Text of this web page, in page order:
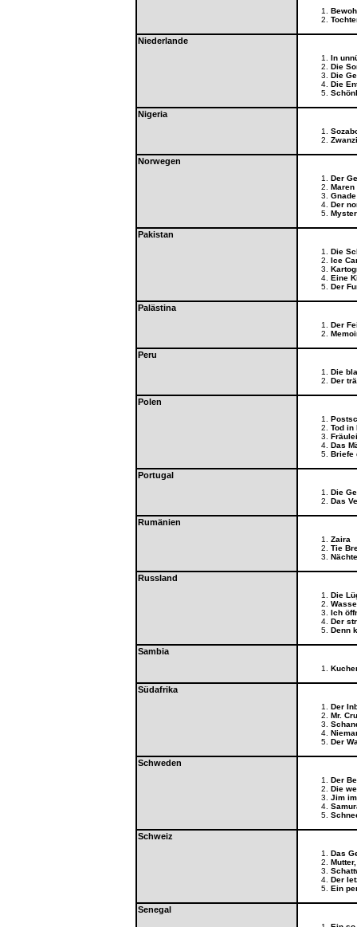
Niederlande
In
Die
Die
Die
Nigeria
Norwegen
Der
Maren
Gnade
Der
Pakistan
Die
Ice
Eine
Der
Palästina
Der
Peru
Die
Der
Polen
Tod in
Das
Briefe
Portugal
Die
Das
Rumänien
Zaira
Tie
Russland
Die
Ich
Der
Denn
Sambia
Südafrika
Der
Mr.
Der
Schweden
Der
Die
Jim
Schweiz
Das
Der
Ein
Senegal